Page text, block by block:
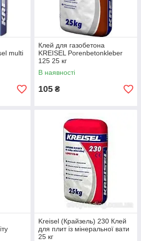
multi
Клей для газобетона
KREISEL Porenbetonkleber
125 25 кг
В наявності
105 ₴
Kreisel (Крайзель) 230 Клей
для плит із мінеральної вати
25 кг